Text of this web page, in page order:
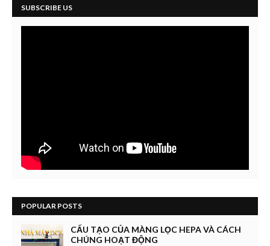
SUBSCRIBE US
POPULAR POSTS
CẤU TẠO CỦA MÀNG LỌC HEPA VÀ CÁCH
CHÚNG HOẠT ĐỘNG